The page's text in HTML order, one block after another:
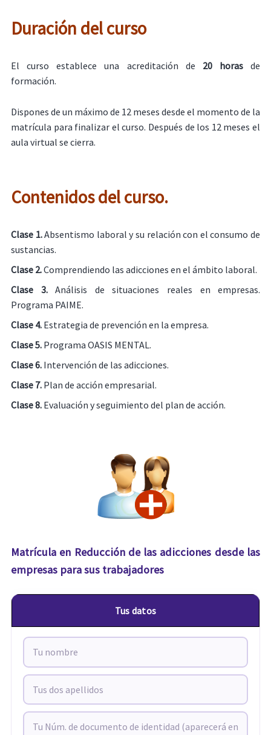
Duración del curso
El curso establece una acreditación de 20 horasde
formación.
Dispones de un máximo de 12 meses desde el momento de la
matrícula para finalizar el curso. Después de los 12 meses el
aula virtual se cierra.
Contenidos del curso.
Clase 1.Absentismo laboral y su relación con el consumo de
sustancias.
Clase 2.Comprendiendo las adicciones en el ámbito laboral.
Clase 3.Análisis de situaciones reales en empresas.
Programa PAIME.
Clase 4. Estrategia de prevención en la empresa.
Clase 5.Programa OASIS MENTAL.
Clase 6. Intervención de las adicciones.
Clase 7. Plan de acción empresarial.
Clase 8. Evaluación y seguimiento del plan de acción.
Matrícula en Reducción de las adicciones desde las
empresas para sus trabajadores
Tus datos